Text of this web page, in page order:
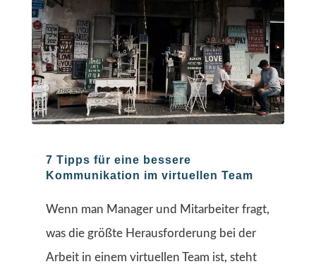
7 Tipps für eine bessere
Kommunikation im virtuellen Team
Wenn man Manager und Mitarbeiter fragt,
was die größte Herausforderung bei der
Arbeit in einem virtuellen Team ist, steht